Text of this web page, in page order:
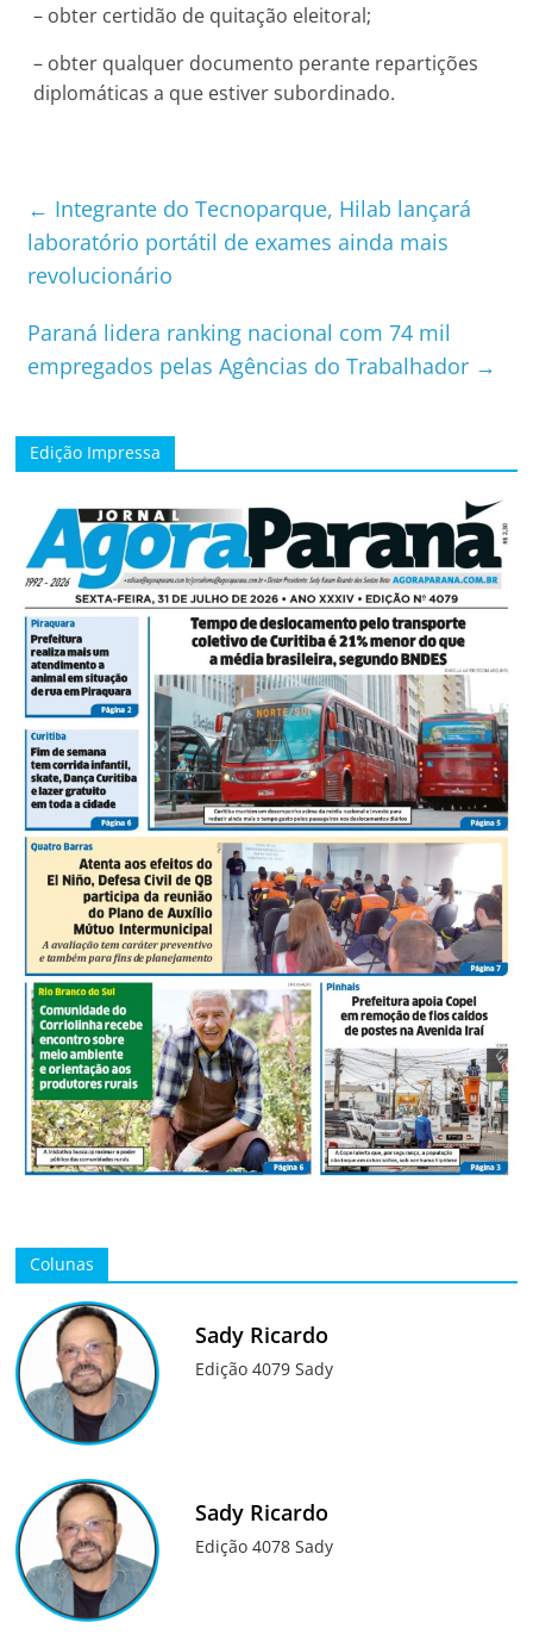
– obter certidão de quitação eleitoral;
– obter qualquer documento perante repartições
diplomáticas a que estiver subordinado.
← Integrante do Tecnoparque, Hilab lançará
laboratório portátil de exames ainda mais
revolucionário
Paraná lidera ranking nacional com 74 mil
empregados pelas Agências do Trabalhador →
Edição Impressa
Colunas
Sady Ricardo
Edição 4079 Sady
Sady Ricardo
Edição 4078 Sady